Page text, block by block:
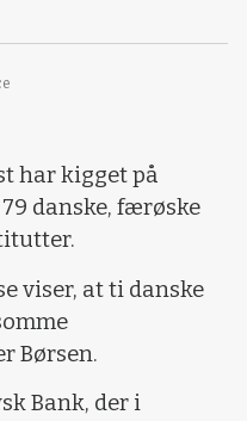
har kigget på
danske, færøske
viser, at ti danske
Børsen.
Bank, der i